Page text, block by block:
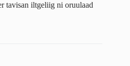
tavisan iltgeliig ni oruulaad